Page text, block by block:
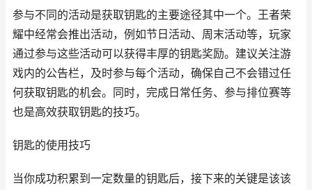
参与不同的活动是获取钥匙的主要途径其中一个。王者荣
耀中经常会推出活动，例如节日活动、周末活动等，玩家
通过参与这些活动可以获得丰厚的钥匙奖励。建议关注游
戏内的公告栏，及时参与每个活动，确保自己不会错过任
何获取钥匙的机会。同时，完成日常任务、参与排位赛等
也是高效获取钥匙的技巧。
钥匙的使用技巧
当你成功积累到一定数量的钥匙后，接下来的关键是该该